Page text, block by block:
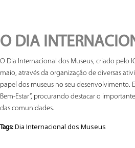
O DIA
O Dia Internacional dos Museus, criado pelo
maio, através da organização de diversas
papel dos museus no seu desenvolvimento.
Bem-Estar”, procurando destacar o
das comunidades.
Tags: Dia Internacional dos Museus